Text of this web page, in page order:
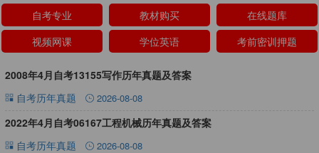
自考专业
教材购买
在线题库
视频网课
学位英语 考前密训押题
2008年4月自考13155写作历年真题及答案
自考历年真题
2026-08-08
2022年4月自考06167工程机械历年真题及答案
自考历年真题
2026-08-08